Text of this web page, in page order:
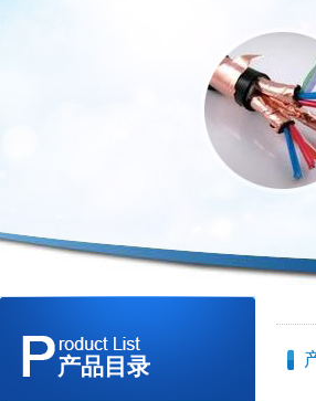
产品目录